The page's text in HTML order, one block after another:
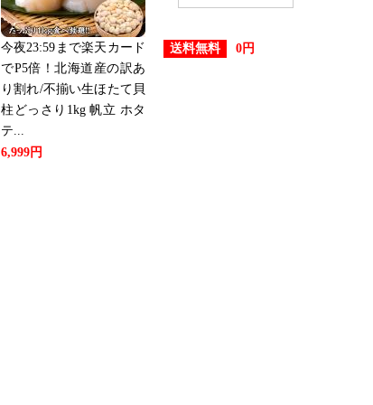
今夜23:59まで楽天カード
でP5倍！北海道産の訳あ
り割れ/不揃い生ほたて貝
柱どっさり1kg 帆立 ホタ
テ...
6,999円
送料無料 0円